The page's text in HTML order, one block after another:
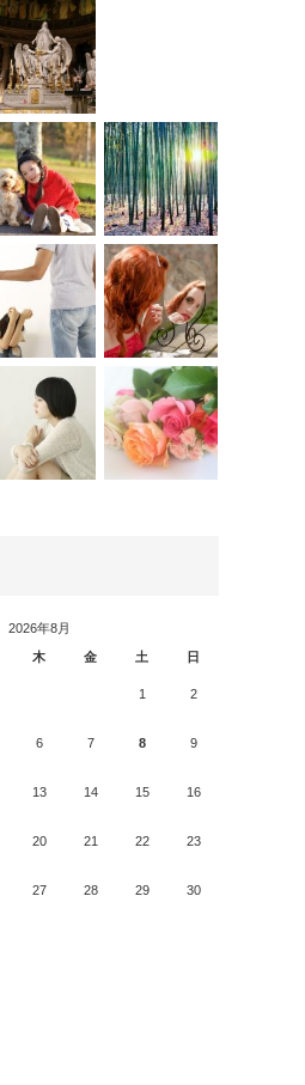
2026年8月
木 金 土 日
1 2
6 7 8 9
13 14 15 16
20 21 22 23
27 28 29 30